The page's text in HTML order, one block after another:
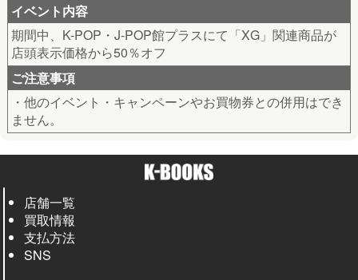
イベント内容
期間中、K-POP・J-POP館プラスにて「XG」関連商品が
店頭表示価格から50％オフ
ご注意事項
・他のイベント・キャンペーンやお買物券との併用はでき
ません。
店舗一覧
買取情報
支払方法
SNS